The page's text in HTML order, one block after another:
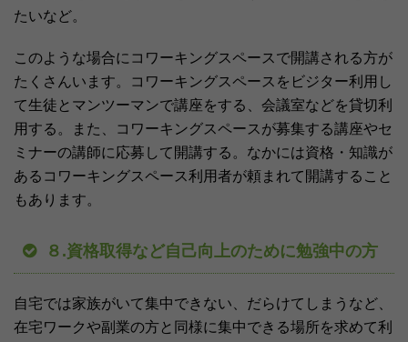
たいなど。
このような場合にコワーキングスペースで開講される方が
たくさんいます。コワーキングスペースをビジター利用し
て生徒とマンツーマンで講座をする、会議室などを貸切利
用する。また、コワーキングスペースが募集する講座やセ
ミナーの講師に応募して開講する。なかには資格・知識が
あるコワーキングスペース利用者が頼まれて開講すること
もあります。
８.資格取得など自己向上のために勉強中の方
自宅では家族がいて集中できない、だらけてしまうなど、
在宅ワークや副業の方と同様に集中できる場所を求めて利